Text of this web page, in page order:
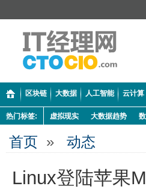
区块链 大数据 人工智能 云计算
热门标签: 虚拟现实 大数据趋势
首页 » 动态
Linux登陆苹果